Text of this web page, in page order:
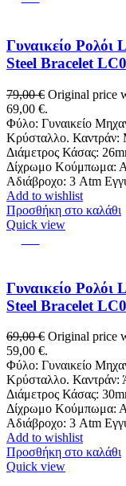
Γυναικείο Ρολόι
Steel Bracelet
79,00€ Original price
69,00 €.
Φύλο: Γυναικείο
Κρύσταλλο. Καντράν:
Διάμετρος Κάσας:
Δίχρωμο Κούμπωμα:
Αδιάβροχο: 3 Atm
Add to wishlist
Προσθήκη στο καλάθι
Quick view
Γυναικείο Ρολόι
Steel Bracelet
69,00€ Original price
59,00 €.
Φύλο: Γυναικείο
Κρύσταλλο. Καντράν:
Διάμετρος Κάσας:
Δίχρωμο Κούμπωμα:
Αδιάβροχο: 3 Atm
Add to wishlist
Προσθήκη στο καλάθι
Quick view